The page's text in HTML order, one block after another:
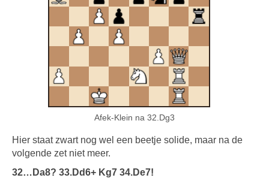
Afek-Klein na 32.Dg3
Hier staat zwart nog wel een beetje solide, maar na de
volgende zet niet meer.
32…Da8? 33.Dd6+ Kg7 34.De7!